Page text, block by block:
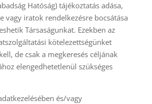
Hatóság) tájékoztatás adása,
vagy iratok rendelkezésre bocsátása
Társaságunkat. Ezekben az
kötelezettségünket
de csak a megkeresés céljának
elengedhetetlenül szükséges
és/vagy